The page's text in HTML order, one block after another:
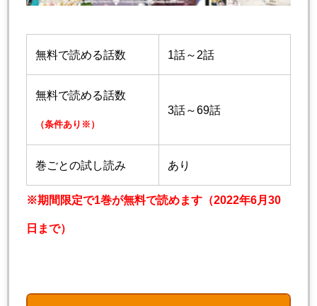
無料で読める話数 1話～2話
無料で読める話数
（条件あり※）
3話～69話
巻ごとの試し読み あり
※期間限定で1巻が無料で読めます（2022年6月30
日まで）